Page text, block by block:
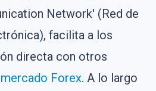
Network' (Red de
facilita a los
directa con otros
mercado Forex. A lo largo